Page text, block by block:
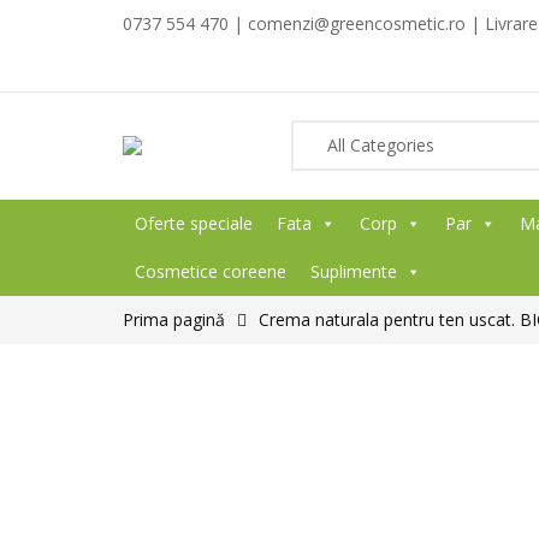
0737 554 470 | comenzi@greencosmetic.ro |
Oferte speciale Fata Corp Par
Cosmetice coreene Suplimente
Prima pagină Crema naturala pentru ten uscat.